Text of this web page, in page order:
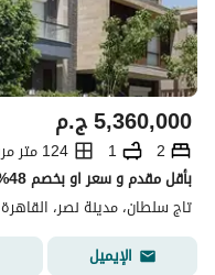
ج.م5,360,000
2
1
124 متر مربع
تاج سلطان، مدينة نصر، القاهرة
الإيميل